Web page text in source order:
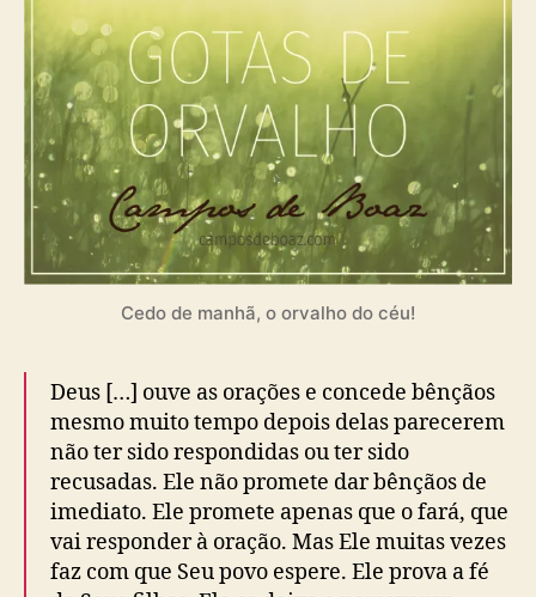
Cedo de manhã, o orvalho do céu!
Deus […] ouve as orações e concede bênçãos
mesmo muito tempo depois delas parecerem
não ter sido respondidas ou ter sido
recusadas. Ele não promete dar bênçãos de
imediato. Ele promete apenas que o fará, que
vai responder à oração. Mas Ele muitas vezes
faz com que Seu povo espere. Ele prova a fé